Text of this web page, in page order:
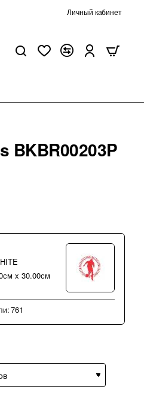
Личный кабинет
BKBR00203P
x 30.00см
761